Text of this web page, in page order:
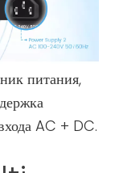
питания,
AC + DC.